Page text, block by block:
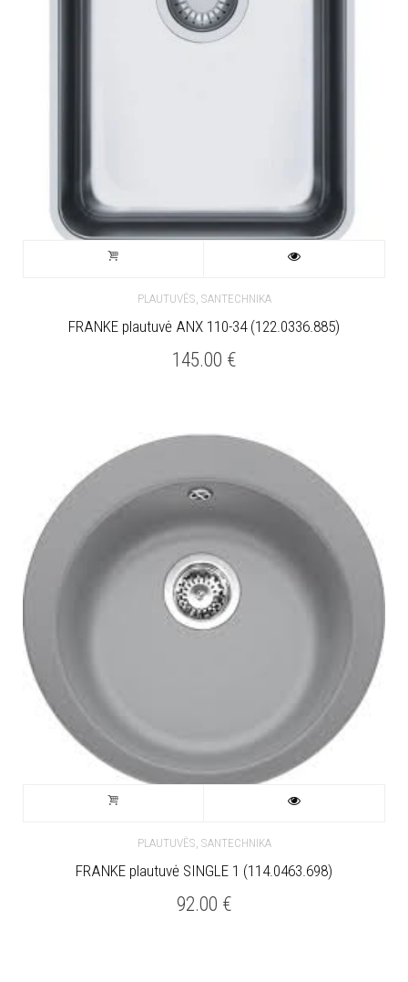
PLAUTUVĖS, SANTECHNIKA
FRANKE plautuvė ANX 110-34 (122.0336.885)
145.00 €
PLAUTUVĖS, SANTECHNIKA
FRANKE plautuvė SINGLE 1 (114.0463.698)
92.00 €